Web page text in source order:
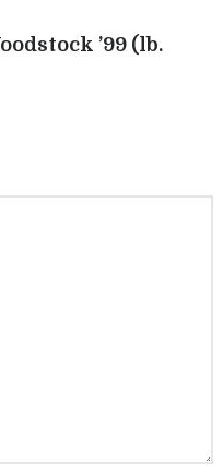
’99 (lb.